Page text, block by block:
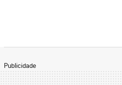
Publicidade